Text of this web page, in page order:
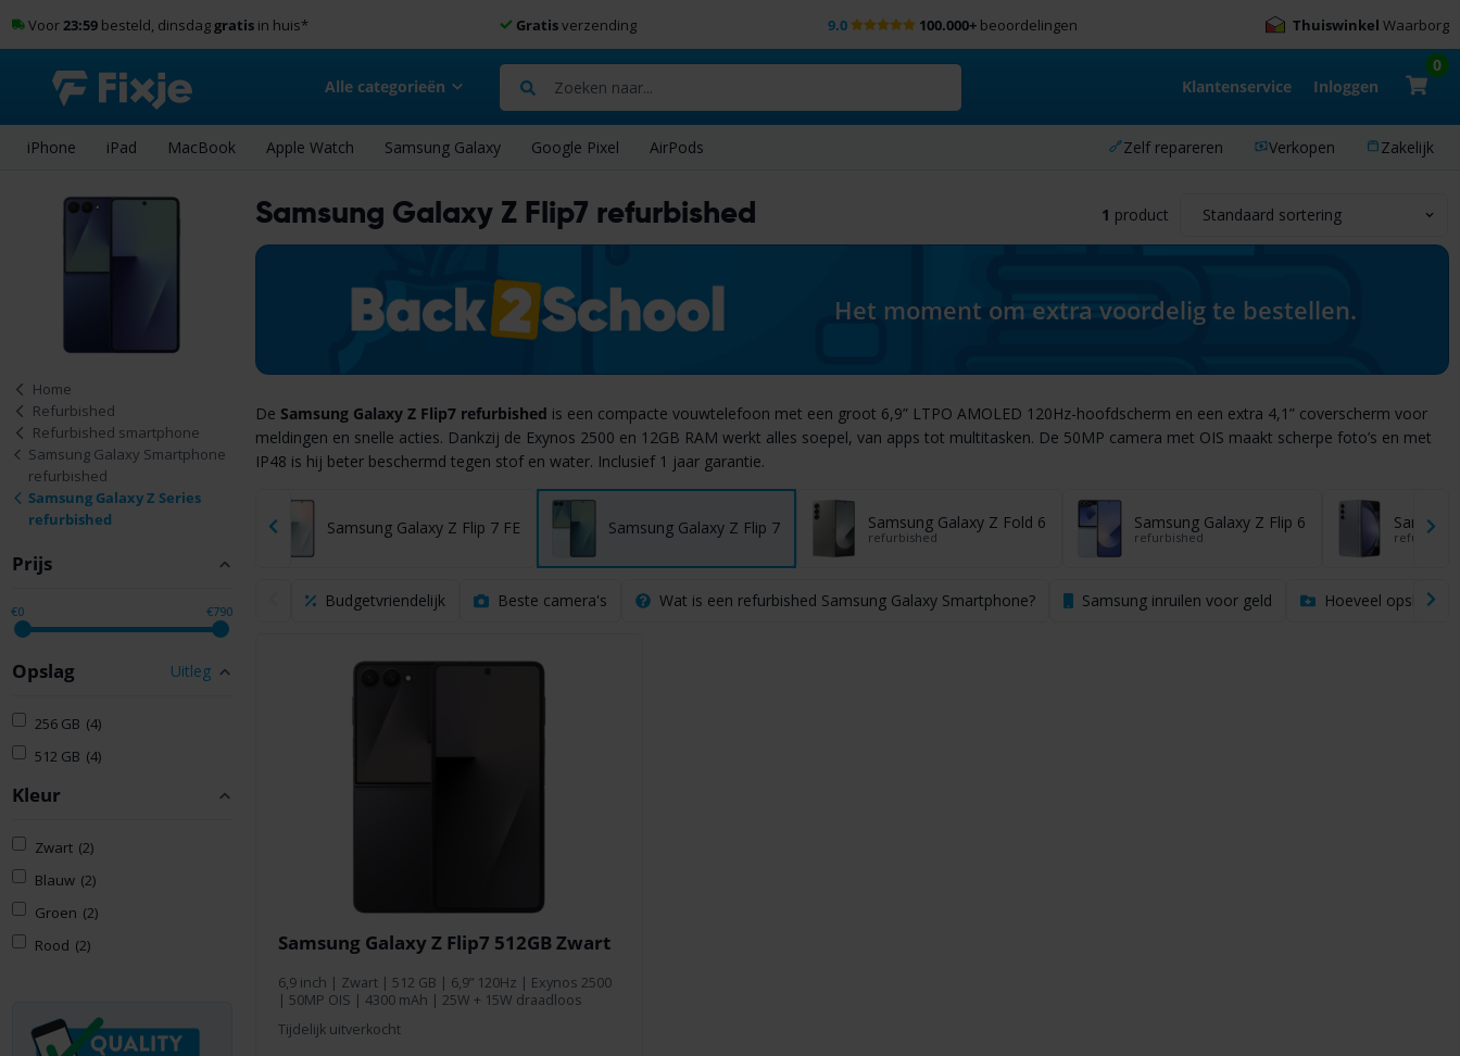
Voor 23:59besteld, dinsdag gratisin huis* Gratisverzending 9.0 100.000+beoordelingen Thuiswinkel Waarborg
Alle categorieën
Zoeken
Klantenservice Inloggen
0
iPhone iPad MacBook Apple Watch Samsung Galaxy Google Pixel AirPods Zelf repareren Verkopen Zakelijk
Samsung Galaxy Z Flip7 refurbished 1 product
Het moment om extra voordelig te bestellen.
De Samsung Galaxy Z Flip7 refurbished is een compacte vouwtelefoon met een groot 6,9” LTPO AMOLED 120Hz-hoofdscherm en een extra 4,1” coverscherm voor
meldingen en snelle acties. Dankzij de Exynos 2500 en 12GB RAM werkt alles soepel, van apps tot multitasken. De 50MP camera met OIS maakt scherpe foto’s en met
IP48 is hij beter beschermd tegen stof en water. Inclusief 1 jaar garantie.
Samsung Galaxy Z Fold 7 Samsung Galaxy Z Flip 7 FE Samsung Galaxy Z Flip 7 Samsung Galaxy Z Fold 6
refurbished
Samsung Galaxy Z Flip 6
refurbished
Budgetvriendelijk Beste camera's Wat is een refurbished Samsung Galaxy Smartphone? Samsung inruilen voor geld Hoeveel opslag
Samsung Galaxy Z Flip7 512GB Zwart
6,9 inch | Zwart| 512 GB | 6,9” 120Hz | Exynos 2500
| 50MP OIS | 4300 mAh | 25W + 15W draadloos
Tijdelijk uitverkocht
Home
Refurbished
Refurbished smartphone
Samsung Galaxy Smartphone
refurbished
Samsung Galaxy Z Series
refurbished
Prijs
€0 €790
Opslag Uitleg
256 GB (4)
512 GB (4)
Kleur
Zwart (2)
Blauw (2)
Groen (2)
Rood (2)